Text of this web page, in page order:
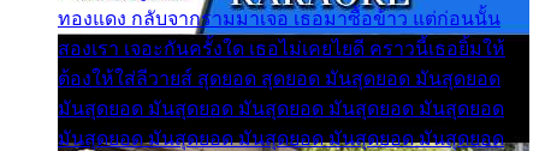
ทองแดง กลับจากรามมาเจอ เธอมาซื้อข้าว แต่ก่อนนั้น
สองเรา เจอะกันครั้งใด เธอไม่เคยไยดี คราวนี้เธอยิ้มให้
ต้องให้ใส่ลีวายส์ สุดยอด สุดยอด มันสุดยอด มันสุดยอด
มันสุดยอด มันสุดยอด มันสุดยอด มันสุดยอด มันสุดยอด
มันสุดยอด มันสุดยอด มันสุดยอด มันสุดยอด มันสุดยอด